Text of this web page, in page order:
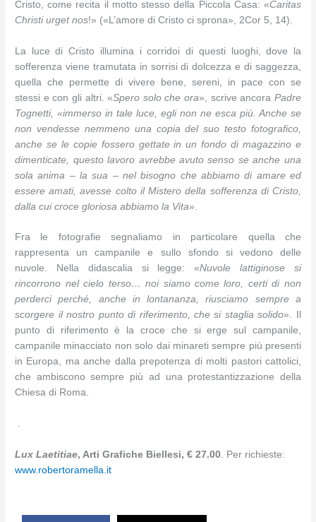
Cristo, come recita il motto stesso della Piccola Casa: «Caritas
Christi urget nos!» («L’amore di Cristo ci sprona», 2Cor 5, 14).
La luce di Cristo illumina i corridoi di questi luoghi, dove la
sofferenza viene tramutata in sorrisi di dolcezza e di saggezza,
quella che permette di vivere bene, sereni, in pace con se
stessi e con gli altri. «Spero solo che ora», scrive ancora Padre
Tognetti, «immerso in tale luce, egli non ne esca più. Anche se
non vendesse nemmeno una copia del suo testo fotografico,
anche se le copie fossero gettate in un fondo di magazzino e
dimenticate, questo lavoro avrebbe avuto senso se anche una
sola anima – la sua – nel bisogno che abbiamo di amare ed
essere amati, avesse colto il Mistero della sofferenza di Cristo,
dalla cui croce gloriosa abbiamo la Vita».
Fra le fotografie segnaliamo in particolare quella che
rappresenta un campanile e sullo sfondo si vedono delle
nuvole. Nella didascalia si legge: «Nuvole lattiginose si
rincorrono nel cielo terso… noi siamo come loro, certi di non
perderci perché, anche in lontananza, riusciamo sempre a
scorgere il nostro punto di riferimento, che si staglia solido». Il
punto di riferimento è la croce che si erge sul campanile,
campanile minacciato non solo dai minareti sempre più presenti
in Europa, ma anche dalla prepotenza di molti pastori cattolici,
che ambiscono sempre più ad una protestantizzazione della
Chiesa di Roma.
.
Lux Laetitiae, Arti Grafiche Biellesi, € 27.00. Per richieste:
www.robertoramella.it